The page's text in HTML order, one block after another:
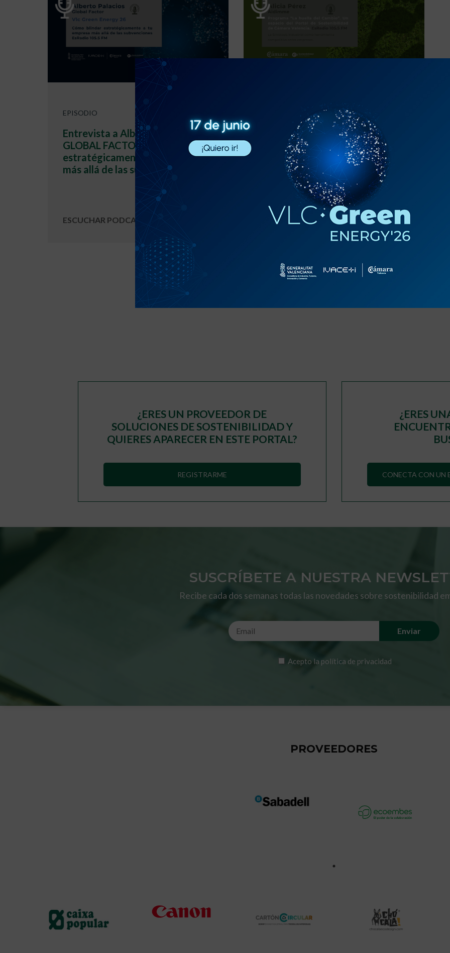
EPISODIO
Entrevista a Alberto Palacios.
GLOBAL FACTOR | Cómo blindar
estratégicamente a tu empresa
más allá de las subvenciones
ESCUCHAR PODCAST
Entrevista Alicia Pérez. Aidimme
Centro Tecnológico | La Huella
del Cambio, un espacio del Portal
de Sostenibilidad de Cámara
Valencia
ESCUCHAR PODCAST
¿ERES UN PROVEEDOR DE
SOLUCIONES DE SOSTENIBILIDAD Y
QUIERES APARECER EN ESTE PORTAL?
REGISTRARME
¿ERES
CONECTA CON UN
SUSCRÍBETE A NUESTRA
Recibe cada dos semanas todas las novedades sobre sostenibilidad
Acepto la política de privacidad
PROVEEDORES